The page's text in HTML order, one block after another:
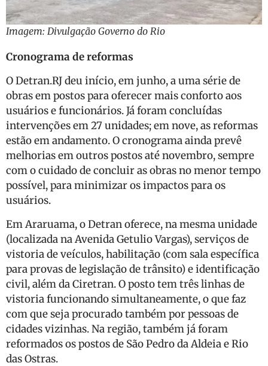
Imagem: Divulgação Governo do Rio
Cronograma de reformas
O Detran.RJ deu início, em junho, a uma série de
obras em postos para oferecer mais conforto aos
usuários e funcionários. Já foram concluídas
intervenções em 27 unidades; em nove, as reformas
estão em andamento. O cronograma ainda prevê
melhorias em outros postos até novembro, sempre
com o cuidado de concluir as obras no menor tempo
possível, para minimizar os impactos para os
usuários.
Em Araruama, o Detran oferece, na mesma unidade
(localizada na Avenida Getulio Vargas), serviços de
vistoria de veículos, habilitação (com sala específica
para provas de legislação de trânsito) e identificação
civil, além da Ciretran. O posto tem três linhas de
vistoria funcionando simultaneamente, o que faz
com que seja procurado também por pessoas de
cidades vizinhas. Na região, também já foram
reformados os postos de São Pedro da Aldeia e Rio
das Ostras.